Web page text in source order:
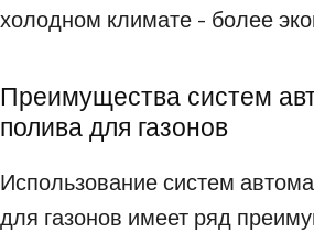
холодном климате - более
Преимущества систем
полива для газонов
Использование систем
для газонов имеет ряд